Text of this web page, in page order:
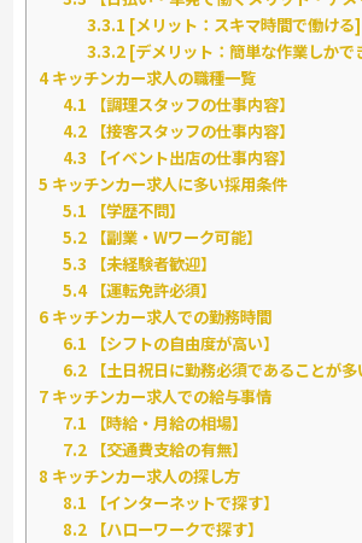
3.3.1 [メリット：スキマ時間で働ける]
3.3.2 [デメリット：簡単な作業しかで
4キッチンカー求人の職種一覧
4.1 【調理スタッフの仕事内容】
4.2 【接客スタッフの仕事内容】
4.3 【イベント出店の仕事内容】
5 キッチンカー求人に多い採用条件
5.1 【学歴不問】
5.2 【副業・Wワーク可能】
5.3 【未経験者歓迎】
5.4【運転免許必須】
6 キッチンカー求人での勤務時間
6.1 【シフトの自由度が高い】
6.2 【土日祝日に勤務必須であることが多
7 キッチンカー求人での給与事情
7.1 【時給・月給の相場】
7.2 【交通費支給の有無】
8 キッチンカー求人の探し方
8.1 【インターネットで探す】
8.2 【ハローワークで探す】